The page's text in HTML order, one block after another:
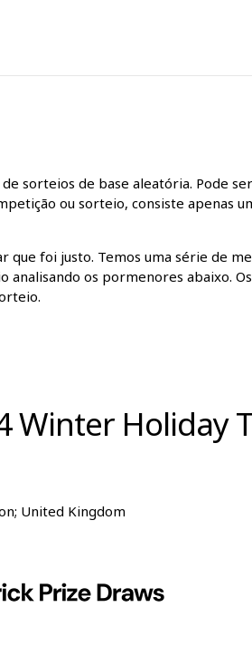
sorteios de base aleatória. Pode
ou sorteio, consiste apenas
foi justo. Temos uma série de
os pormenores abaixo.
Winter Holiday
United Kingdom